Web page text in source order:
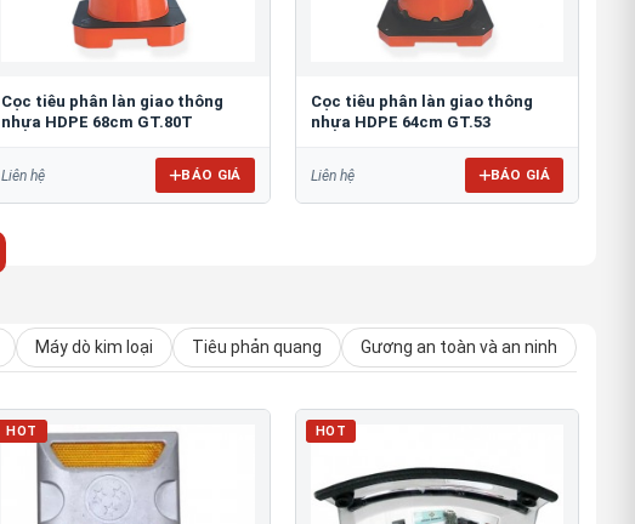
Cọc tiêu phân làn giao thông
nhựa HDPE 68cm GT.80T
Liên hệ BÁO GIÁ
Cọc tiêu phân làn giao thông
nhựa HDPE 64cm GT.53
Liên hệ BÁO GIÁ
Máy dò kim loại Tiêu phản quang Gương an toàn và an ninh
HOT HOT